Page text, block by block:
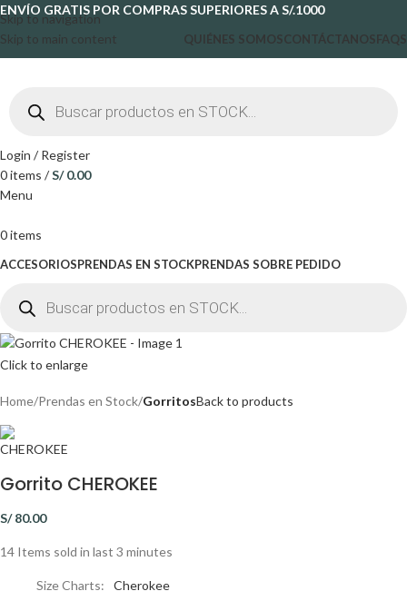
Skip to navigation
Skip to main content
ENVÍO GRATIS POR COMPRAS SUPERIORES A S/.1000
QUIÉNES SOMOSCONTÁCTANOSFAQS
Login / Register
0items /S/0.00
Menu
0items
ACCESORIOSPRENDAS EN STOCKPRENDAS SOBRE PEDIDO
Click to enlarge
Home Prendas en Stock GorritosBack to products
Gorrito CHEROKEE
S/80.00
14 Items sold in last 3 minutes
Size Charts Cherokee